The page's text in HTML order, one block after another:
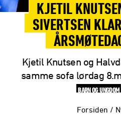
KJETIL
SIVERTSEN
Kjetil Knutsen og
samme sofa lørdag
BARN OG UNGDOM
Forsiden /